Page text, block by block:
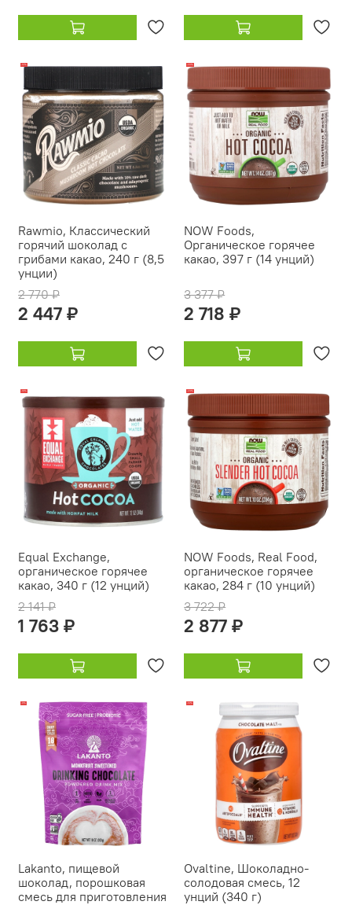
-12%
Rawmio, Классический
горячий шоколад с
грибами какао, 240 г (8,5
унции)
2 770 ₽
2 447 ₽
-20%
NOW Foods,
Органическое горячее
какао, 397 г (14 унций)
3 377 ₽
2 718 ₽
-18%
Equal Exchange,
органическое горячее
какао, 340 г (12 унций)
2 141 ₽
1 763 ₽
-23%
NOW Foods, Real Food,
органическое горячее
какао, 284 г (10 унций)
3 722 ₽
2 877 ₽
-9%
Lakanto, пищевой
шоколад, порошковая
смесь для приготовления
-14%
Ovaltine, Шоколадно-
солодовая смесь, 12
унций (340 г)